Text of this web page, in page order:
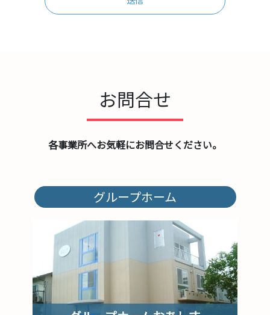
お問合せ
各事業所へお気軽にお問合せください。
グループホーム